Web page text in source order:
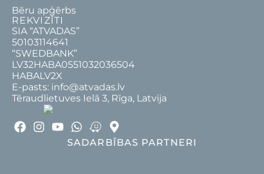
Bēru apģērbs
REKVIZĪTI
SIA “ATVADAS”
50103114641
“SWEDBANK”
LV32HABA0551032036504
HABALV2X
E-pasts: info@atvadas.lv
Tēraudlietuves Ielā 3, Rīga, Latvija
SADARBĪBAS PARTNERI